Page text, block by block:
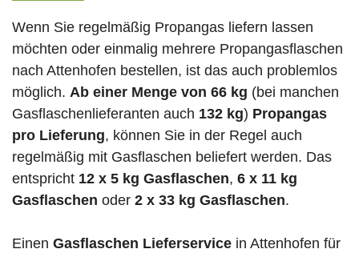
Wenn Sie regelmäßig Propangas liefern lassen
möchten oder einmalig mehrere Propangasflaschen
nach Attenhofen bestellen, ist das auch problemlos
möglich. Ab einer Menge von 66 kg (bei manchen
Gasflaschenlieferanten auch 132 kg) Propangas
pro Lieferung, können Sie in der Regel auch
regelmäßig mit Gasflaschen beliefert werden. Das
entspricht 12 x 5 kg Gasflaschen, 6 x 11 kg
Gasflaschen oder 2 x 33 kg Gasflaschen.
Einen Gasflaschen Lieferservice in Attenhofen für